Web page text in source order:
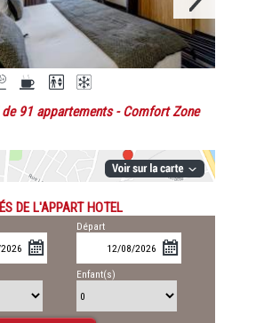
91 appartements- Comfort Zone
DE L'APPART HOTEL
Départ
Enfant(s)